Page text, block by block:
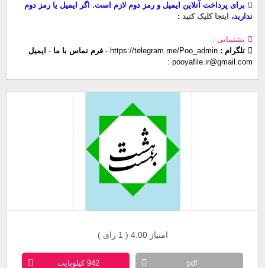
برای پرداخت آنلاین ایمیل و رمز دوم لازم است. اگر ایمیل یا رمز دوم
ندارید،
اینجا کلیک کنید
پشتیبانی
تلگرام : https://telegram.me/Poo_admin
- فرم تماس با ما - ایمیل
pooyafile.ir@gmail.com
امتیاز 4.00 ( 1 رای )
pdf 942 کیلوبایت